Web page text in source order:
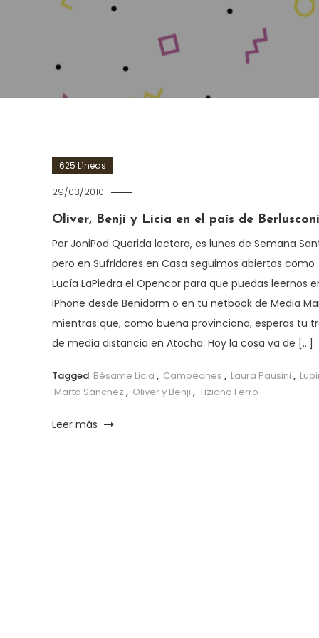
625 Líneas
29/03/2010
Oliver, Benji y Licia en el país de Berlusconi
Por JoniPod Querida lectora, es lunes de Semana
pero en Sufridores en Casa seguimos abiertos como
Lucía LaPiedra el Opencor para que puedas leernos
iPhone desde Benidorm o en tu netbook de Media
mientras que, como buena provinciana, esperas tu
de media distancia en Atocha. Hoy la cosa va de […]
Tagged Bésame Licia , Campeones , Laura Pausini ,
Marta Sánchez , Oliver y Benji , Tiziano Ferro
Leer más